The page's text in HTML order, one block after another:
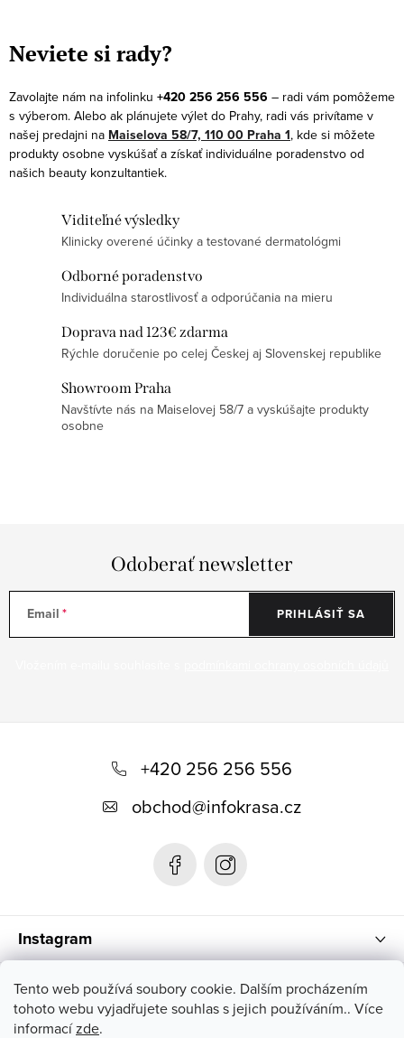
Tento web používá soubory cookie. Dalším procházením
tohoto webu vyjadřujete souhlas s jejich používáním.. Více
informacízde.
v
l
á
d
a
c
i
Neviete si rady?
Zavolajte nám na infolinku +420 256 256 556 – radi vám pomôžeme
s výberom. Alebo ak plánujete výlet do Prahy, radi vás privítame v
našej predajni na Maiselova 58/7, 110 00 Praha 1, kde si môžete
produkty osobne vyskúšať a získať individuálne poradenstvo od
našich beauty konzultantiek.
Viditeľné výsledky
Klinicky overené účinky a testované dermatológmi
Odborné poradenstvo
Individuálna starostlivosť a odporúčania na mieru
Doprava nad 123€ zdarma
Rýchle doručenie po celej Českej aj Slovenskej republike
Showroom Praha
Navštívte nás na Maiselovej 58/7 a vyskúšajte produkty
osobne
Odoberať newsletter
Email PRIHLÁSIŤ SA
Instagram
+420 256 256 556
obchod@infokrasa.cz
Informácie pre vás